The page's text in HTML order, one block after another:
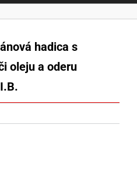
hadica s
oleju a oderu